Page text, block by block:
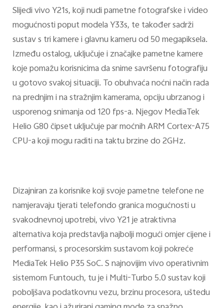
Slijedi vivo Y21s, koji nudi pametne fotografske i video
mogućnosti poput modela Y33s, te također sadrži
sustav s tri kamere i glavnu kameru od 50 megapiksela.
Između ostalog, uključuje i značajke pametne kamere
koje pomažu korisnicima da snime savršenu fotografiju
u gotovo svakoj situaciji. To obuhvaća noćni način rada
na prednjim i na stražnjim kamerama, opciju ubrzanog i
usporenog snimanja od 120 fps-a. Njegov MediaTek
Helio G80 čipset uključuje par moćnih ARM Cortex-A75
CPU-a koji mogu raditi na taktu brzine do 2GHz.
Dizajniran za korisnike koji svoje pametne telefone ne
namjeravaju tjerati telefondo granica mogućnosti u
svakodnevnoj upotrebi, vivo Y21 je atraktivna
alternativa koja predstavlja najbolji mogući omjer cijene i
performansi, s procesorskim sustavom koji pokreće
MediaTek Helio P35 SoC. S najnovijim vivo operativnim
sistemom Funtouch, tu je i Multi-Turbo 5.0 sustav koji
poboljšava podatkovnu vezu, brzinu procesora, uštedu